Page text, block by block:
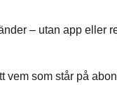
– utan app eller
som står på